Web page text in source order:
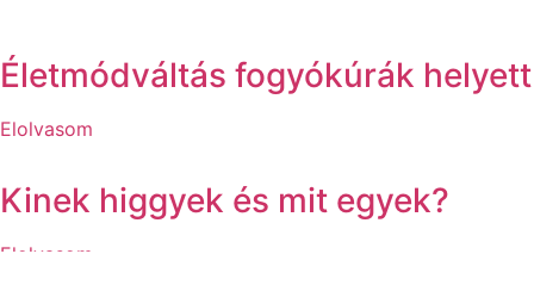
Életmódváltás fogyókúrák helyett
Elolvasom
Kinek higgyek és mit egyek?
Elolvasom